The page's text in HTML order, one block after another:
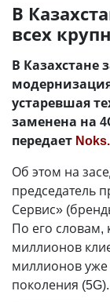
В
всех
В Казахстане
устаревшая
заменена на
передает
Об этом на
председатель
Сервис»
По его словам,
миллионов
миллионов уже
поколения (5G).